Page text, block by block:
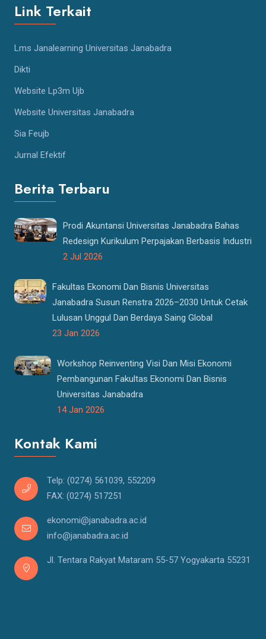
Link Terkait
Lms Janalearning Universitas Janabadra
Dikti
Website Lp3m Ujb
Website Universitas Janabadra
Sia Feujb
Jurnal Efektif
Berita Terbaru
Prodi Akuntansi Universitas Janabadra Bahas
Redesign Kurikulum Perpajakan Berbasis Industri
2 Jul 2026
Fakultas Ekonomi Dan Bisnis Universitas
Janabadra Susun Renstra 2026–2030 Untuk Cetak
Lulusan Unggul Dan Berdaya Saing Global
23 Jan 2026
Workshop Reinventing Visi Dan Misi Ekonomi
Pembangunan Fakultas Ekonomi Dan Bisnis
Universitas Janabadra
14 Jan 2026
Kontak Kami
Telp: (0274) 561039, 552209
FAX: (0274) 517251
ekonomi@janabadra.ac.id
info@janabadra.ac.id
Jl. Tentara Rakyat Mataram 55-57 Yogyakarta 55231